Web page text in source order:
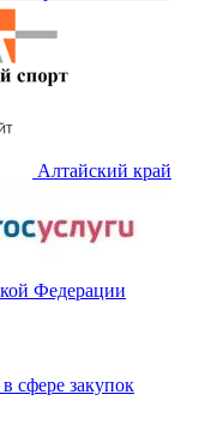
Алтайский край
Федерации
сфере закупок